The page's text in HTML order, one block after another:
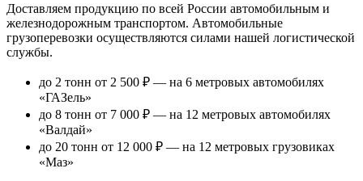
Доставляем продукцию по всей России автомобильным и
железнодорожным транспортом. Автомобильные
грузоперевозки осуществляются силами нашей логистической
службы.
до 2 тонн от 2 500 ₽ — на 6 метровых автомобилях
«ГАЗель»
до 8 тонн от 7 000 ₽ — на 12 метровых автомобилях
«Валдай»
до 20 тонн от 12 000 ₽ — на 12 метровых грузовиках
«Маз»